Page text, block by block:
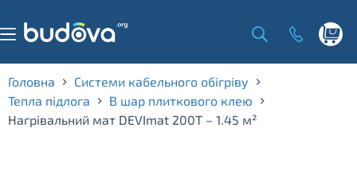
content
Головна
Системи кабельного обігріву
Тепла підлога
В шар плиткового клею
Нагрівальний мат DEVImat 200T – 1.45 м²